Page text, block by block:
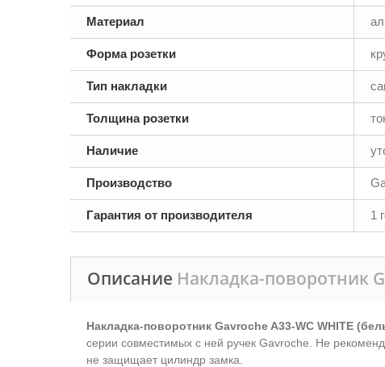
Материал
Форма розетки
Тип накладки
Толщина розетки
Наличие
Производство
Гарантия от производителя 1
Описание Накладка-поворотник
Накладка-поворотник Gavroche A33-WC WHITE
серии совместимых с ней ручек Gavroche. Не
не защищает цилиндр замка.